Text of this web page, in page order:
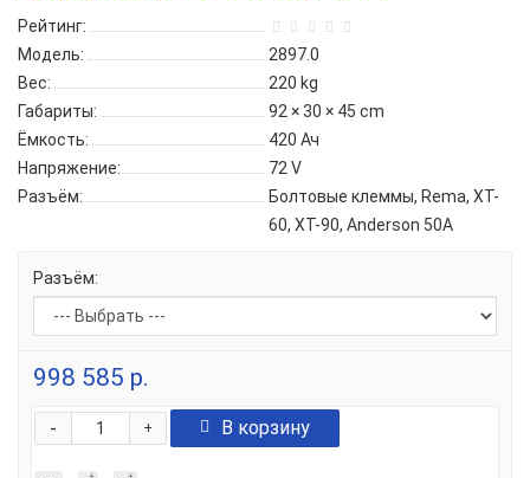
Рейтинг:
Модель:
2897.0
Вес:
220 kg
Габариты:
92 × 30 × 45 cm
Ёмкость:
420 Ач
Напряжение:
72 V
Разъём:
Болтовые клеммы, Rema, XT-
60, XT-90, Anderson 50A
Разъём:
998 585 р.
+
- В корзину